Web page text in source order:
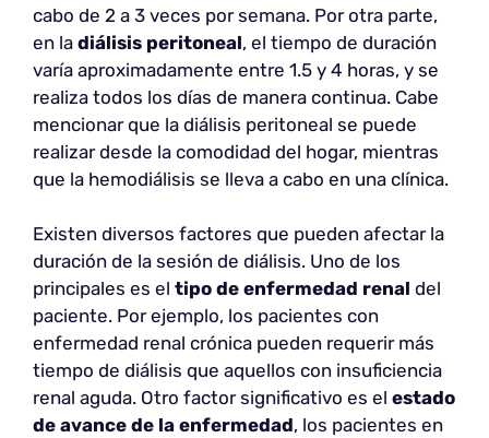
cabo de 2 a 3 veces por semana. Por otra parte,
en la diálisis peritoneal, el tiempo de duración
varía aproximadamente entre 1.5 y 4 horas, y se
realiza todos los días de manera continua. Cabe
mencionar que la diálisis peritoneal se puede
realizar desde la comodidad del hogar, mientras
que la hemodiálisis se lleva a cabo en una clínica.
Existen diversos factores que pueden afectar la
duración de la sesión de diálisis. Uno de los
principales es el tipo de enfermedad renal del
paciente. Por ejemplo, los pacientes con
enfermedad renal crónica pueden requerir más
tiempo de diálisis que aquellos con insuficiencia
renal aguda. Otro factor significativo es el estado
de avance de la enfermedad, los pacientes en